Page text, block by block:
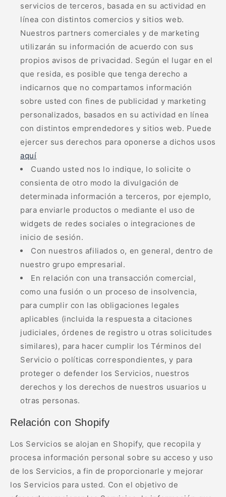
servicios de terceros, basada en su actividad en
línea con distintos comercios y sitios web.
Nuestros partners comerciales y de marketing
utilizarán su información de acuerdo con sus
propios avisos de privacidad. Según el lugar en el
que resida, es posible que tenga derecho a
indicarnos que no compartamos información
sobre usted con fines de publicidad y marketing
personalizados, basados en su actividad en línea
con distintos emprendedores y sitios web. Puede
ejercer sus derechos para oponerse a dichos usos
aquí
Cuando usted nos lo indique, lo solicite o
consienta de otro modo la divulgación de
determinada información a terceros, por ejemplo,
para enviarle productos o mediante el uso de
widgets de redes sociales o integraciones de
inicio de sesión.
Con nuestros afiliados o, en general, dentro de
nuestro grupo empresarial.
En relación con una transacción comercial,
como una fusión o un proceso de insolvencia,
para cumplir con las obligaciones legales
aplicables (incluida la respuesta a citaciones
judiciales, órdenes de registro u otras solicitudes
similares), para hacer cumplir los Términos del
Servicio o políticas correspondientes, y para
proteger o defender los Servicios, nuestros
derechos y los derechos de nuestros usuarios u
otras personas.
Relación con Shopify
Los Servicios se alojan en Shopify, que recopila y
procesa información personal sobre su acceso y uso
de los Servicios, a fin de proporcionarle y mejorar
los Servicios para usted. Con el objetivo de